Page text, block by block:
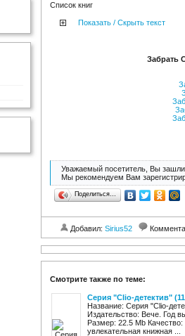
Список книг
Показать / Скрыть текст
Забрать
Уважаемый посетитель, Вы зашли
Мы рекомендуем Вам
Поделиться…
Добавил: Sirius52
Смотрите также по теме:
Серия "Clio-детектив"
Название: Серия "Clio-
Издательство: Вече. Год
Размер: 22.5 Mb
увлекательная книжная ...